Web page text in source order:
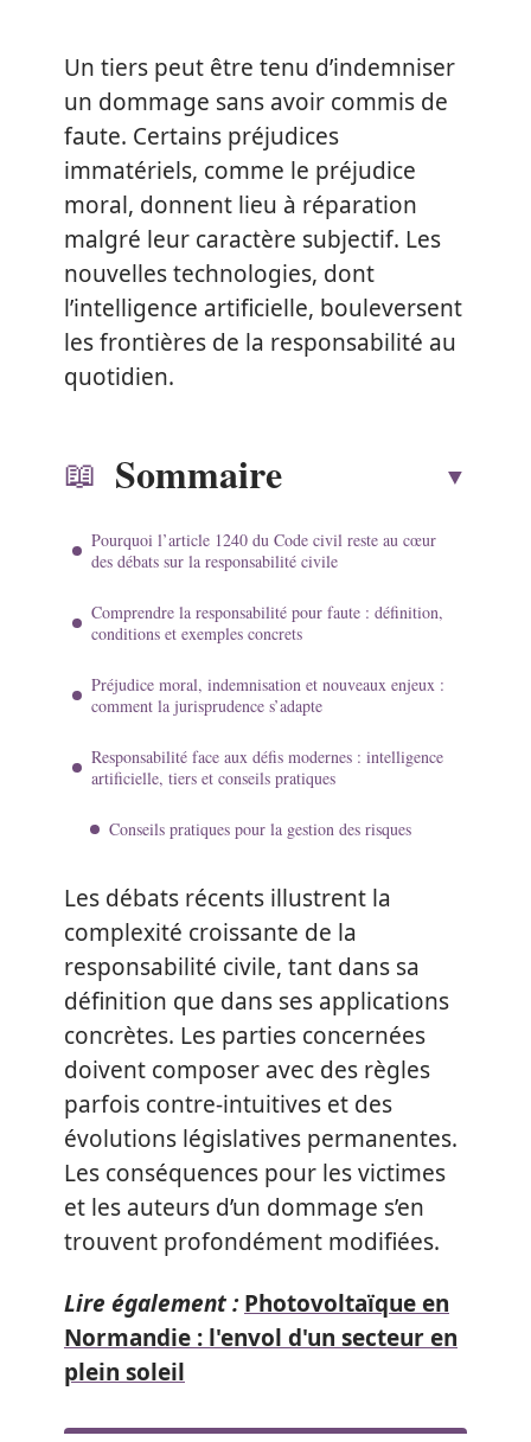
Un tiers peut être tenu d’indemniser
un dommage sans avoir commis de
faute. Certains préjudices
immatériels, comme le préjudice
moral, donnent lieu à réparation
malgré leur caractère subjectif. Les
nouvelles technologies, dont
l’intelligence artificielle, bouleversent
les frontières de la responsabilité au
quotidien.
Sommaire
Pourquoi l’article 1240 du Code civil reste au cœur
des débats sur la responsabilité civile
Comprendre la responsabilité pour faute : définition,
conditions et exemples concrets
Préjudice moral, indemnisation et nouveaux enjeux :
comment la jurisprudence s’adapte
Responsabilité face aux défis modernes : intelligence
artificielle, tiers et conseils pratiques
Conseils pratiques pour la gestion des risques
Les débats récents illustrent la
complexité croissante de la
responsabilité civile, tant dans sa
définition que dans ses applications
concrètes. Les parties concernées
doivent composer avec des règles
parfois contre-intuitives et des
évolutions législatives permanentes.
Les conséquences pour les victimes
et les auteurs d’un dommage s’en
trouvent profondément modifiées.
Lire également : Photovoltaïque en
Normandie : l'envol d'un secteur en
plein soleil